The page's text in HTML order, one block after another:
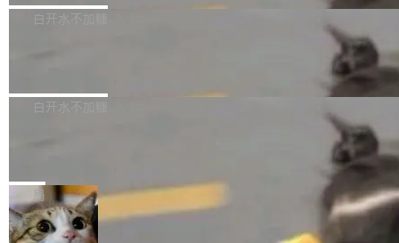
自研的多个文生3D和...
整性保护。效果是：吞吐量提升 41%，每 token
让语音识别不再只是听清，而是真正听懂。通过
w 不要求标准普通话，方言识别覆盖粤语、吴语
新和少量网页兼容性修复版本。 Changes/fixe
容提供的字体时出现的几个问题 为避免音频加
质的最低采样率）的音频格式将被拒绝 修复了 C
SS 圆角虚线样式中可能存在的问题 如果表单中
的图像元素不在同一个子树中，则它们将不再关
白开水不加糖
发布的 Release Notes，他利用 AI 工具（如 Co
最强的若干项。对于尚未正式发版的 PG 19，则
通过拉取过去一年内（从 PG 18 Beta1 时间点
至今）的所有 commit，同样交由 AI 分析提炼。
白开水不加糖
维护工作一直与我的日常工作、家务、社交生活
和休闲娱乐竞争时间。" 这是 libexpat 维护者 S
ebastian Pipping 写在博客里的话。8 月 4 日，
局
Firefox 153.0.3 发布